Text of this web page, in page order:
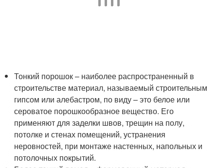
Тонкий порошок – наиболее распространенный в
строительстве материал, называемый строительным
гипсом или алебастром, по виду – это белое или
сероватое порошкообразное вещество. Его
применяют для заделки швов, трещин на полу,
потолке и стенах помещений, устранения
неровностей, при монтаже настенных, напольных и
потолочных покрытий.